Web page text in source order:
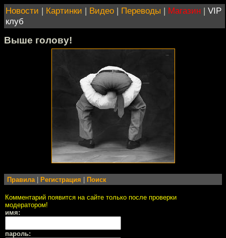
Новости | Картинки | Видео | Переводы | Магазин | VIP
клуб
Выше голову!
Правила Регистрация Поиск
Комментарий появится на сайте только после проверки
модератором!
имя:
пароль: